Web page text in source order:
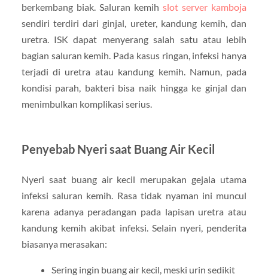
berkembang biak. Saluran kemihslot server kamboja
sendiri terdiri dari ginjal, ureter, kandung kemih, dan
uretra. ISK dapat menyerang salah satu atau lebih
bagian saluran kemih. Pada kasus ringan, infeksi hanya
terjadi di uretra atau kandung kemih. Namun, pada
kondisi parah, bakteri bisa naik hingga ke ginjal dan
menimbulkan komplikasi serius.
Penyebab Nyeri saat Buang Air Kecil
Nyeri saat buang air kecil merupakan gejala utama
infeksi saluran kemih. Rasa tidak nyaman ini muncul
karena adanya peradangan pada lapisan uretra atau
kandung kemih akibat infeksi. Selain nyeri, penderita
biasanya merasakan:
Sering ingin buang air kecil, meski urin sedikit